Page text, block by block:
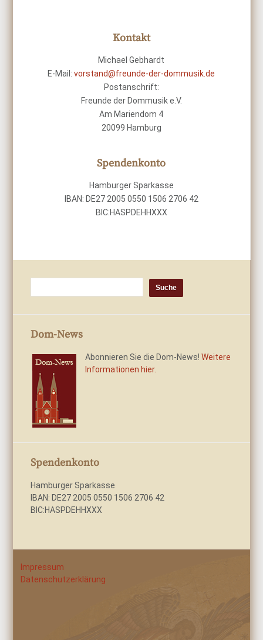
Kontakt
Michael Gebhardt
E-Mail: vorstand@freunde-der-dommusik.de
Postanschrift:
Freunde der Dommusik e.V.
Am Mariendom 4
20099 Hamburg
Spendenkonto
Hamburger Sparkasse
IBAN: DE27 2005 0550 1506 2706 42
BIC:HASPDEHHXXX
Dom-News
Abonnieren Sie die Dom-News!Weitere
Informationen hier.
Spendenkonto
Hamburger Sparkasse
IBAN: DE27 2005 0550 1506 2706 42
BIC:HASPDEHHXXX
Impressum
Datenschutzerklärung